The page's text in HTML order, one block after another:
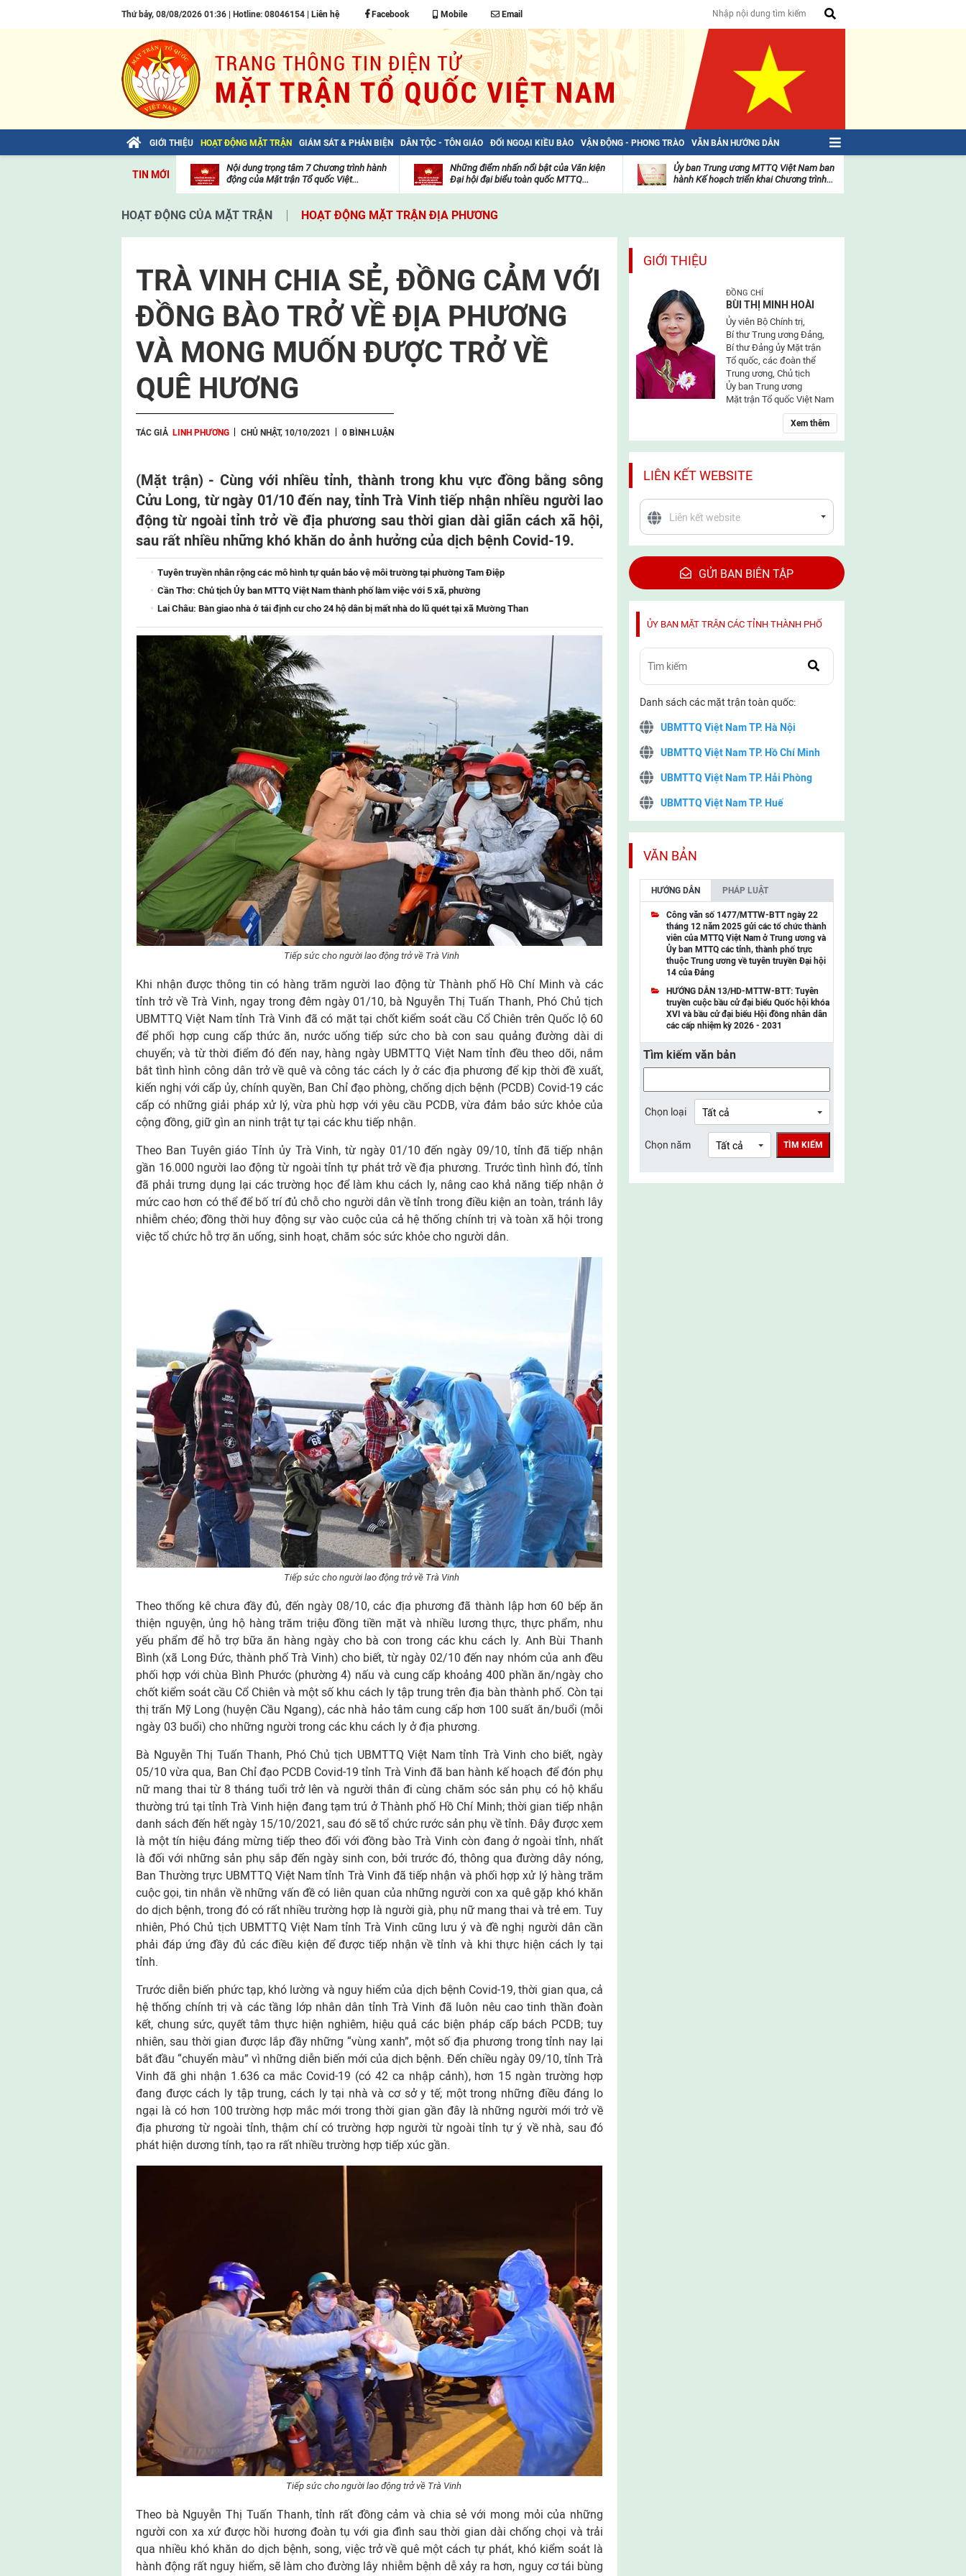
Thứ bảy, 08/08/2026 01:36 | Hotline: 08046154 | Liên hệ Facebook Mobile Email
GIỚI THIỆU HOẠT ĐỘNG MẶT TRẬN GIÁM SÁT & PHẢN BIỆN DÂN TỘC - TÔN GIÁO ĐỐI NGOẠI KIỀU BÀO VẬN ĐỘNG - PHONG TRÀO VĂN BẢN HƯỚNG DẪN
TIN MỚI
Bài viết của Tổng Bí thư Tô Lâm: TIẾN
viện
Nội dung trọng tâm 7 Chương trình hành
động của Mặt trận Tổ quốc Việt...
viện
Những điểm nhấn nổi bật của Văn kiện
Đại hội đại biểu toàn quốc MTTQ...
mặt
trận
Ủy ban Trung ương MTTQ Việt Nam ban
hành Kế hoạch triển khai Chương trình...
HOẠT ĐỘNG CỦA MẶT TRẬN HOẠT ĐỘNG MẶT TRẬN ĐỊA PHƯƠNG
TRÀ VINH CHIA SẺ, ĐỒNG CẢM VỚI
ĐỒNG BÀO TRỞ VỀ ĐỊA PHƯƠNG
VÀ MONG MUỐN ĐƯỢC TRỞ VỀ
QUÊ HƯƠNG
TÁC GIẢ LINH PHƯƠNG CHỦ NHẬT, 10/10/2021 0 BÌNH LUẬN
(Mặt trận) - Cùng với nhiều tỉnh, thành trong khu vực đồng bằng sông
Cửu Long, từ ngày 01/10 đến nay, tỉnh Trà Vinh tiếp nhận nhiều người lao
động từ ngoài tỉnh trở về địa phương sau thời gian dài giãn cách xã hội,
sau rất nhiều những khó khăn do ảnh hưởng của dịch bệnh Covid-19.
Tuyên truyền nhân rộng các mô hình tự quản bảo vệ môi trường tại phường Tam Điệp
Cần Thơ: Chủ tịch Ủy ban MTTQ Việt Nam thành phố làm việc với 5 xã, phường
Lai Châu: Bàn giao nhà ở tái định cư cho 24 hộ dân bị mất nhà do lũ quét tại xã Mường Than
Tiếp sức cho người lao động trở về Trà Vinh
Khi nhận được thông tin có hàng trăm người lao động từ Thành phố Hồ Chí Minh và các
tỉnh trở về Trà Vinh, ngay trong đêm ngày 01/10, bà Nguyễn Thị Tuấn Thanh, Phó Chủ tịch
UBMTTQ Việt Nam tỉnh Trà Vinh đã có mặt tại chốt kiểm soát cầu Cổ Chiên trên Quốc lộ 60
để phối hợp cung cấp thức ăn, nước uống tiếp sức cho bà con sau quảng đường dài di
chuyển; và từ thời điểm đó đến nay, hàng ngày UBMTTQ Việt Nam tỉnh đều theo dõi, nắm
bắt tình hình công dân trở về quê và công tác cách ly ở các địa phương để kịp thời đề xuất,
kiến nghị với cấp ủy, chính quyền, Ban Chỉ đạo phòng, chống dịch bệnh (PCDB) Covid-19 các
cấp có những giải pháp xử lý, vừa phù hợp với yêu cầu PCDB, vừa đảm bảo sức khỏe của
cộng đồng, giữ gìn an ninh trật tự tại các khu tiếp nhận.
Theo Ban Tuyên giáo Tỉnh ủy Trà Vinh, từ ngày 01/10 đến ngày 09/10, tỉnh đã tiếp nhận
gần 16.000 người lao động từ ngoài tỉnh tự phát trở về địa phương. Trước tình hình đó, tỉnh
đã phải trưng dụng lại các trường học để làm khu cách ly, nâng cao khả năng tiếp nhận ở
mức cao hơn có thể để bố trí đủ chỗ cho người dân về tỉnh trong điều kiện an toàn, tránh lây
nhiễm chéo; đồng thời huy động sự vào cuộc của cả hệ thống chính trị và toàn xã hội trong
việc tổ chức hỗ trợ ăn uống, sinh hoạt, chăm sóc sức khỏe cho người dân.
Tiếp sức cho người lao động trở về Trà Vinh
Theo thống kê chưa đầy đủ, đến ngày 08/10, các địa phương đã thành lập hơn 60 bếp ăn
thiện nguyện, ủng hộ hàng trăm triệu đồng tiền mặt và nhiều lương thực, thực phẩm, nhu
yếu phẩm để hỗ trợ bữa ăn hàng ngày cho bà con trong các khu cách ly. Anh Bùi Thanh
Bình (xã Long Đức, thành phố Trà Vinh) cho biết, từ ngày 02/10 đến nay nhóm của anh đều
phối hợp với chùa Bình Phước (phường 4) nấu và cung cấp khoảng 400 phần ăn/ngày cho
chốt kiểm soát cầu Cổ Chiên và một số khu cách ly tập trung trên địa bàn thành phố. Còn tại
thị trấn Mỹ Long (huyện Cầu Ngang), các nhà hảo tâm cung cấp hơn 100 suất ăn/buổi (mỗi
ngày 03 buổi) cho những người trong các khu cách ly ở địa phương.
Bà Nguyễn Thị Tuấn Thanh, Phó Chủ tịch UBMTTQ Việt Nam tỉnh Trà Vinh cho biết, ngày
05/10 vừa qua, Ban Chỉ đạo PCDB Covid-19 tỉnh Trà Vinh đã ban hành kế hoạch để đón phụ
nữ mang thai từ 8 tháng tuổi trở lên và người thân đi cùng chăm sóc sản phụ có hộ khẩu
thường trú tại tỉnh Trà Vinh hiện đang tạm trú ở Thành phố Hồ Chí Minh; thời gian tiếp nhận
danh sách đến hết ngày 15/10/2021, sau đó sẽ tổ chức rước sản phụ về tỉnh. Đây được xem
là một tín hiệu đáng mừng tiếp theo đối với đồng bào Trà Vinh còn đang ở ngoài tỉnh, nhất
là đối với những sản phụ sắp đến ngày sinh con, bởi trước đó, thông qua đường dây nóng,
Ban Thường trực UBMTTQ Việt Nam tỉnh Trà Vinh đã tiếp nhận và phối hợp xử lý hàng trăm
cuộc gọi, tin nhắn về những vấn đề có liên quan của những người con xa quê gặp khó khăn
do dịch bệnh, trong đó có rất nhiều trường hợp là người già, phụ nữ mang thai và trẻ em. Tuy
nhiên, Phó Chủ tịch UBMTTQ Việt Nam tỉnh Trà Vinh cũng lưu ý và đề nghị người dân cần
phải đáp ứng đầy đủ các điều kiện để được tiếp nhận về tỉnh và khi thực hiện cách ly tại
tỉnh.
Trước diễn biến phức tạp, khó lường và nguy hiểm của dịch bệnh Covid-19, thời gian qua, cả
hệ thống chính trị và các tầng lớp nhân dân tỉnh Trà Vinh đã luôn nêu cao tinh thần đoàn
kết, chung sức, quyết tâm thực hiện nghiêm, hiệu quả các biện pháp cấp bách PCDB; tuy
nhiên, sau thời gian được lắp đầy những “vùng xanh”, một số địa phương trong tỉnh nay lại
bắt đầu “chuyển màu” vì những diễn biến mới của dịch bệnh. Đến chiều ngày 09/10, tỉnh Trà
Vinh đã ghi nhận 1.636 ca mắc Covid-19 (có 42 ca nhập cảnh), hơn 15 ngàn trường hợp
đang được cách ly tập trung, cách ly tại nhà và cơ sở y tế; một trong những điều đáng lo
ngại là có hơn 100 trường hợp mắc mới trong thời gian gần đây là những người mới trở về
địa phương từ ngoài tỉnh, thậm chí có trường hợp người từ ngoài tỉnh tự ý về nhà, sau đó
phát hiện dương tính, tạo ra rất nhiều trường hợp tiếp xúc gần.
Tiếp sức cho người lao động trở về Trà Vinh
Theo bà Nguyễn Thị Tuấn Thanh, tỉnh rất đồng cảm và chia sẻ với mong mỏi của những
người con xa xứ được hồi hương đoàn tụ với gia đình sau thời gian dài chống chọi và trải
qua nhiều khó khăn do dịch bệnh, song, việc trở về quê một cách tự phát, khó kiểm soát là
hành động rất nguy hiểm, sẽ làm cho đường lây nhiễm bệnh dễ xảy ra hơn, nguy cơ tái bùng
GIỚI THIỆU
ĐỒNG CHÍ
BÙI THỊ MINH HOÀI
Ủy viên Bộ Chính trị,
Bí thư Trung ương Đảng,
Bí thư Đảng ủy Mặt trận
Tổ quốc, các đoàn thể
Trung ương, Chủ tịch
Ủy ban Trung ương
Mặt trận Tổ quốc Việt Nam
Xem thêm
LIÊN KẾT WEBSITE
GỬI BAN BIÊN TẬP
ỦY BAN MẶT TRẬN CÁC TỈNH THÀNH PHỐ
Danh sách các mặt trận toàn quốc:
UBMTTQ Việt Nam TP. Hà Nội
UBMTTQ Việt Nam TP. Hồ Chí Minh
UBMTTQ Việt Nam TP. Hải Phòng
UBMTTQ Việt Nam TP. Huế
UBMTTQ Việt Nam TP. Cần Thơ
UBMTTQ Việt Nam tỉnh Quảng Ninh
UBMTTQ Việt Nam tỉnh Cao Bằng
UBMTTQ Việt Nam tỉnh Lạng Sơn
UBMTTQ Việt Nam tỉnh Lai Châu
UBMTTQ Việt Nam tỉnh Điện Biên
UBMTTQ Việt Nam tỉnh Sơn La
UBMTTQ Việt Nam tỉnh Thanh Hóa
UBMTTQ Việt Nam tỉnh Nghệ An
UBMTTQ Việt Nam tỉnh Lào Cai
UBMTTQ Việt Nam tỉnh Thái Nguyên
VĂN BẢN
HƯỚNG DẪN PHÁP LUẬT
Công văn số 1477/MTTW-BTT ngày 22
tháng 12 năm 2025 gửi các tổ chức thành
viên của MTTQ Việt Nam ở Trung ương và
Ủy ban MTTQ các tỉnh, thành phố trực
thuộc Trung ương về tuyên truyền Đại hội
14 của Đảng
HƯỚNG DẪN 13/HD-MTTW-BTT: Tuyên
truyền cuộc bầu cử đại biểu Quốc hội khóa
XVI và bầu cử đại biểu Hội đồng nhân dân
các cấp nhiệm kỳ 2026 - 2031
Tìm kiếm văn bản
Chọn loại
Chọn năm TÌM KIẾM